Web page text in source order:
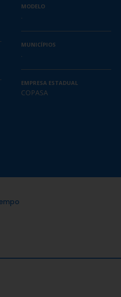
MODELO
.
MUNICÍPIOS
.
EMPRESA ESTADUAL
COPASA